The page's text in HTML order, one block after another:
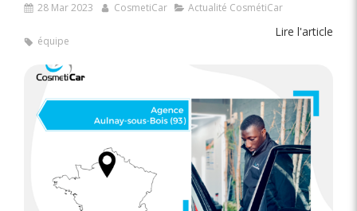
28 Mar 2023 CosmetiCar Actualité CosmétiCar
Lire l'article
équipe